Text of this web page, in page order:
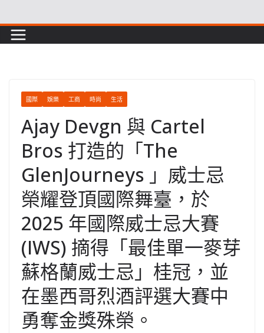
to
content
國際 娛樂 工商 時尚 生活
Ajay Devgn 與 Cartel
Bros 打造的「The
GlenJourneys 」威士忌
榮耀登頂國際舞臺，於
2025 年國際威士忌大賽
(IWS) 摘得「最佳單一麥芽
蘇格蘭威士忌」桂冠，並
在墨西哥烈酒評選大賽中
勇奪金獎殊榮。